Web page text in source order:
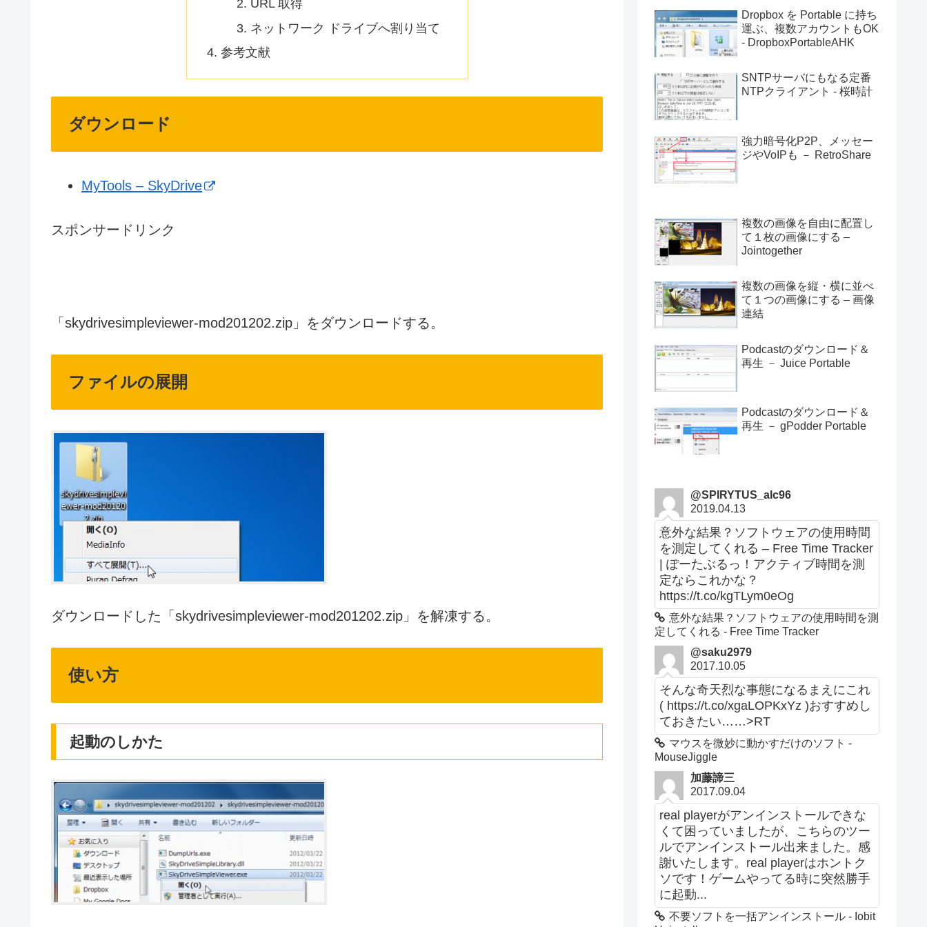
URL 取得
ネットワーク ドライブへ割り当て
参考文献
ダウンロード
MyTools – SkyDrive
スポンサードリンク
「skydrivesimpleviewer-mod201202.zip」をダウンロードする。
ファイルの展開
ダウンロードした「skydrivesimpleviewer-mod201202.zip」を解凍する。
使い方
起動のしかた
Dropbox を Portable に持ち
運ぶ、複数アカウントもOK
- DropboxPortableAHK
SNTPサーバにもなる定番
NTPクライアント - 桜時計
強力暗号化P2P、メッセー
ジやVoIPも － RetroShare
複数の画像を自由に配置し
て１枚の画像にする –
Jointogether
複数の画像を縦・横に並べ
て１つの画像にする – 画像
連結
Podcastのダウンロード＆
再生 － Juice Portable
Podcastのダウンロード＆
再生 － gPodder Portable
@SPIRYTUS_alc96
2019.04.13
意外な結果？ソフトウェアの使用時間
を測定してくれる – Free Time Tracker
| ぽーたぶるっ！アクティブ時間を測
定ならこれかな？
https://t.co/kgTLym0eOg
意外な結果？ソフトウェアの使用時間を測
定してくれる - Free Time Tracker
@saku2979
2017.10.05
そんな奇天烈な事態になるまえにこれ
( https://t.co/xgaLOPKxYz )おすすめし
ておきたい……>RT
マウスを微妙に動かすだけのソフト -
MouseJiggle
加藤諦三
2017.09.04
real playerがアンインストールできな
くて困っていましたが、こちらのツー
ルでアンインストール出来ました。感
謝いたします。real playerはホントク
ソです！ゲームやってる時に突然勝手
に起動...
不要ソフトを一括アンインストール - Iobit